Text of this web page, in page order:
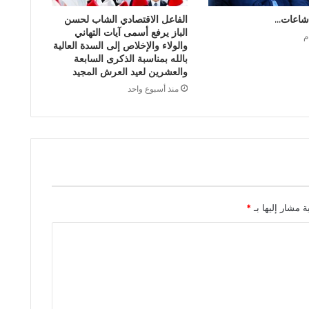
الفاعل الاقتصادي الشاب لحسن
الباز يرفع أسمى آيات التهاني
والولاء والإخلاص إلى السدة العالية
بالله بمناسبة الذكرى السابعة
والعشرين لعيد العرش المجيد
منذ أسبوع واحد
مشار إليها بـ*